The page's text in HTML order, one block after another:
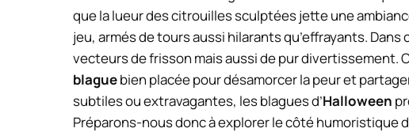
que la lueur des citrouilles sculptées jette une
jeu, armés de tours aussi hilarants qu’effrayants.
vecteurs de frisson mais aussi de pur divertissement.
blaguebien placée pour désamorcer la peur et
subtiles ou extravagantes, les blagues d’Halloween
Préparons-nous donc à explorer le côté humoristique